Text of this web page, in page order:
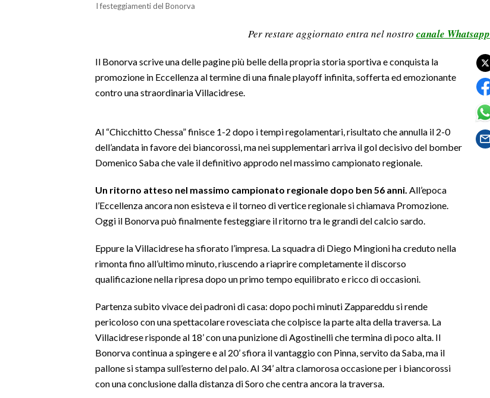
RISULTATI E CLASSIFICHE
I festeggiamenti del Bonorva
Per restare aggiornato entra nel nostro canale Whatsapp
Il Bonorva scrive una delle pagine più belle della propria storia sportiva e conquista la
promozione in Eccellenza al termine di una finale playoff infinita, sofferta ed emozionante
contro una straordinaria Villacidrese.
Al “Chicchitto Chessa” finisce 1-2 dopo i tempi regolamentari, risultato che annulla il 2-0
dell’andata in favore dei biancorossi, ma nei supplementari arriva il gol decisivo del bomber
Domenico Saba che vale il definitivo approdo nel massimo campionato regionale.
Un ritorno atteso nel massimo campionato regionale dopo ben 56 anni. All’epoca
l’Eccellenza ancora non esisteva e il torneo di vertice regionale si chiamava Promozione.
Oggi il Bonorva può finalmente festeggiare il ritorno tra le grandi del calcio sardo.
Eppure la Villacidrese ha sfiorato l’impresa. La squadra di Diego Mingioni ha creduto nella
rimonta fino all’ultimo minuto, riuscendo a riaprire completamente il discorso
qualificazione nella ripresa dopo un primo tempo equilibrato e ricco di occasioni.
Partenza subito vivace dei padroni di casa: dopo pochi minuti Zappareddu si rende
pericoloso con una spettacolare rovesciata che colpisce la parte alta della traversa. La
Villacidrese risponde al 18’ con una punizione di Agostinelli che termina di poco alta. Il
Bonorva continua a spingere e al 20’ sfiora il vantaggio con Pinna, servito da Saba, ma il
pallone si stampa sull’esterno del palo. Al 34’ altra clamorosa occasione per i biancorossi
con una conclusione dalla distanza di Soro che centra ancora la traversa.